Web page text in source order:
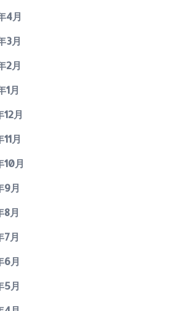
4月
3月
2月
1月
12月
月
10月
9月
8月
7月
6月
5月